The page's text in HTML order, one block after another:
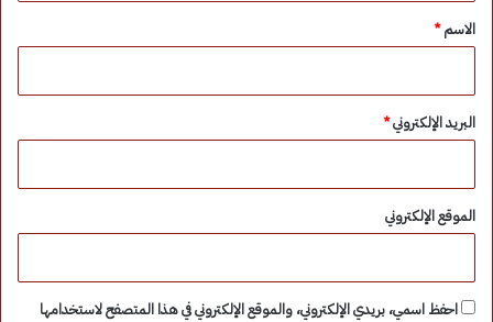
*
الاسم*
البريد الإلكتروني*
الموقع الإلكتروني
احفظ اسمي، بريدي الإلكتروني، والموقع الإلكتروني في هذا المتصفح لاستخدامها